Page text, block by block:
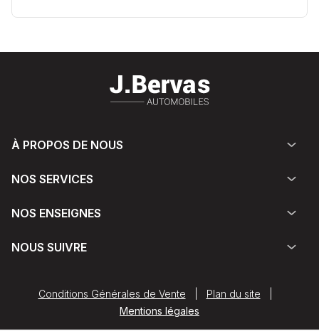
À PROPOS DE NOUS
NOS SERVICES
NOS ENSEIGNES
NOUS SUIVRE
Conditions Générales de Vente Plan du site
Mentions légales